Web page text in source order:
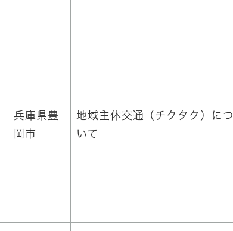
兵庫県豊
岡市
地域主体交通（チクタク）につ
いて